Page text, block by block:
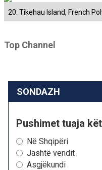
20. Tikehau Island, French
Top Channel
SONDAZH
Pushimet tuaja
Në Shqipëri
Jashtë vendit
Asgjëkundi